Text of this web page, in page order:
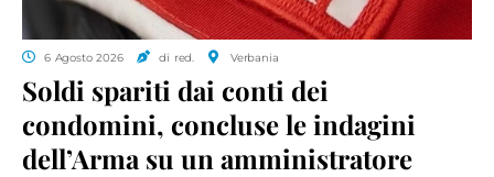
6 Agosto 2026 di red. Verbania
Soldi spariti dai conti dei
condomini, concluse le indagini
dell’Arma su un amministratore